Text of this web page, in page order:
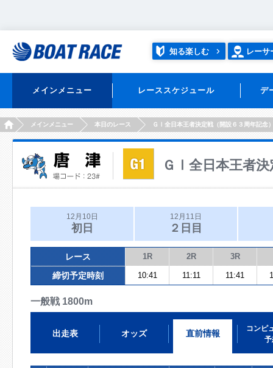
知る楽しむ レーサ
メインメニュー レーススケジュール デ
HOMEメインメニュー 本日のレース ＧⅠ全日本王者決定戦（開設６３周年記念
ＧⅠ全日本王者決
12月10日
初日
12月11日
２日目
レース 1R 2R 3R
締切予定時刻 10:41 11:11 11:41
一般戦 1800m
出走表 オッズ 直前情報
コンピ
予